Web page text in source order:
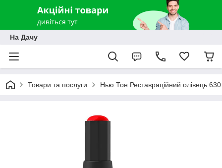
На Дачу
Товари та послуги Нью Тон Реставраційний олівець